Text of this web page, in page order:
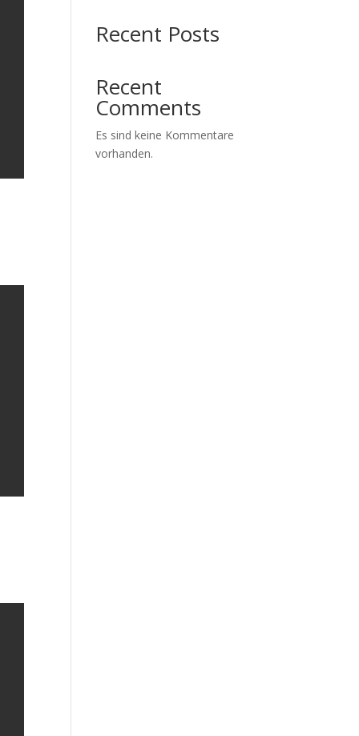
Recent Posts
Recent
Comments
Es sind keine Kommentare
vorhanden.